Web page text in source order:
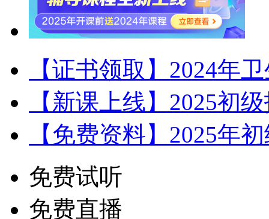
【证书领取】2024年
【新课上线】2025初
【免费资料】2025年
免费试听
免费直播